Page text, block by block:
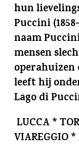
hun
Puccini
naam
mensen
operahuizen
leeft hij
Lago di
LUCCA *
VIAREGGIO